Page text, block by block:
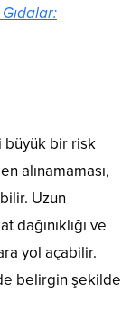
büyük bir risk
alınamaması,
Uzun
dağınıklığı ve
yol açabilir.
belirgin şekilde